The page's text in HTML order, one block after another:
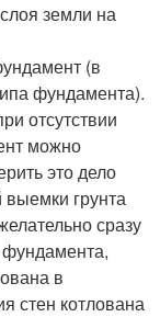
земли на
(в
фундамента).
отсутствии
можно
это дело
грунта
сразу
фундамента,
в
стен котлована